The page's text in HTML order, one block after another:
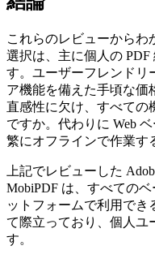
これらのレビューからわ
選択は、主に個人の
す。ユーザーフレンドリ
ア機能を備えた手頃な価
直感性に欠け、すべての
ですか。代わりに Web
繁にオフラインで作業す
上記でレビューした
MobiPDF は、すべての
ットフォームで利用でき
て際立っており、個人ユ
す。